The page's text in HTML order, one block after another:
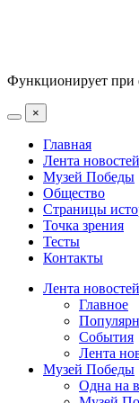
Функционирует при
×
Главная
Лента новостей
Музей Победы
Общество
Страницы
Точка зрения
Тесты
Контакты
Лента новостей
Главное
События
Лента
Музей Победы
Одна на